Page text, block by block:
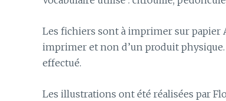
Les fichiers sont à imprimer sur papier
imprimer et non d’un produit
effectué.
Les illustrations ont été réalisées par